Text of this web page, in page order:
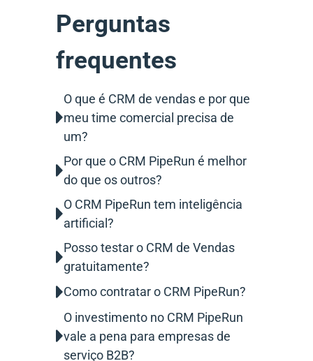
Perguntas
frequentes
O que é CRM de vendas e por que
meu time comercial precisa de
um?
Por que o CRM PipeRun é melhor
do que os outros?
O CRM PipeRun tem inteligência
artificial?
Posso testar o CRM de Vendas
gratuitamente?
Como contratar o CRM PipeRun?
O investimento no CRM PipeRun
vale a pena para empresas de
serviço B2B?